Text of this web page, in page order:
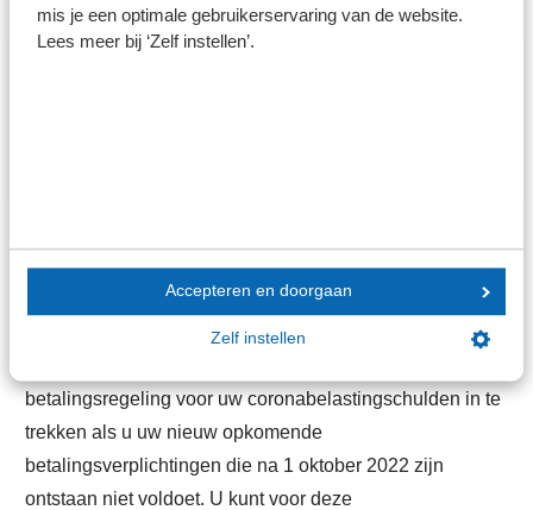
mis je een optimale gebruikerservaring van de website.
Lees meer bij ‘Zelf instellen’.
Accepteren en doorgaan
Zelf instellen
Mogelijkheden lopende
betalingsverplichtingen
betalingsregeling voor uw coronabelastingschulden in te
trekken als u uw nieuw opkomende
betalingsverplichtingen die na 1 oktober 2022 zijn
ontstaan niet voldoet. U kunt voor deze